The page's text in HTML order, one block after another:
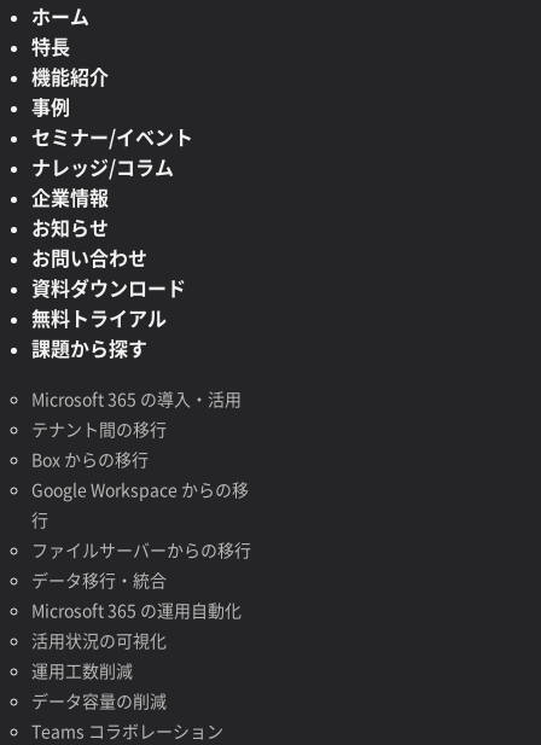
ホーム
特長
機能紹介
事例
セミナー/イベント
ナレッジ/コラム
企業情報
お知らせ
お問い合わせ
資料ダウンロード
無料トライアル
課題から探す
Microsoft 365 の導入・活用
テナント間の移行
Box からの移行
Google Workspace からの移
行
ファイルサーバーからの移行
データ移行・統合
Microsoft 365 の運用自動化
活用状況の可視化
運用工数削減
データ容量の削減
Teams コラボレーション